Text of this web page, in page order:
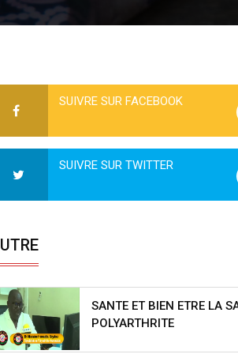
SUIVRE SUR FACEBOOK
SUIVRE SUR TWITTER
SANTE ET BIEN ETRE LA
POLYARTHRITE